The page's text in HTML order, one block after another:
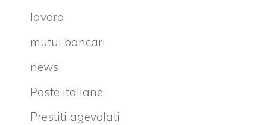
lavoro
mutui bancari
news
Poste italiane
Prestiti agevolati